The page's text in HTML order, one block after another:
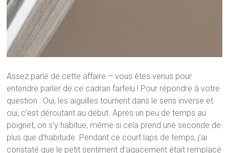
Assez parlé de cette affaire – vous êtes venus pour
entendre parler de ce cadran farfelu ! Pour répondre à votre
question : Oui, les aiguilles tournent dans le sens inverse et
oui, c’est déroutant au début. Après un peu de temps au
poignet, on s’y habitue, même si cela prend une seconde de
plus que d’habitude. Pendant ce court laps de temps, j’ai
constaté que le petit sentiment d’agacement était remplacé